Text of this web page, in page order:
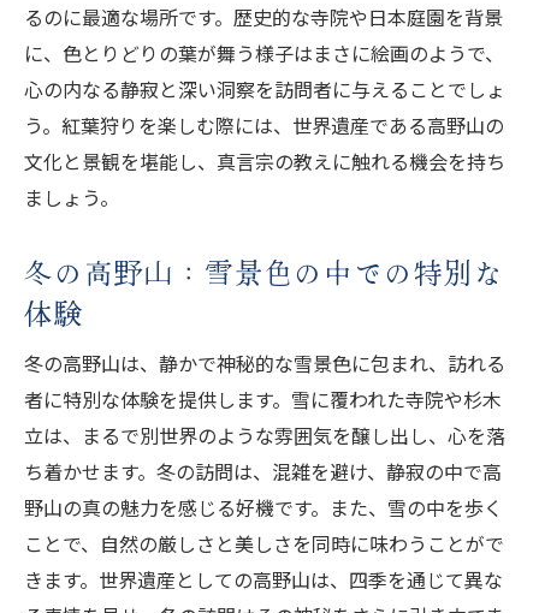
るのに最適な場所です。歴史的な寺院や日本庭園を背景
に、色とりどりの葉が舞う様子はまさに絵画のようで、
心の内なる静寂と深い洞察を訪問者に与えることでしょ
う。紅葉狩りを楽しむ際には、世界遺産である高野山の
文化と景観を堪能し、真言宗の教えに触れる機会を持ち
ましょう。
冬の高野山：雪景色の中での特別な
体験
冬の高野山は、静かで神秘的な雪景色に包まれ、訪れる
者に特別な体験を提供します。雪に覆われた寺院や杉木
立は、まるで別世界のような雰囲気を醸し出し、心を落
ち着かせます。冬の訪問は、混雑を避け、静寂の中で高
野山の真の魅力を感じる好機です。また、雪の中を歩く
ことで、自然の厳しさと美しさを同時に味わうことがで
きます。世界遺産としての高野山は、四季を通じて異な